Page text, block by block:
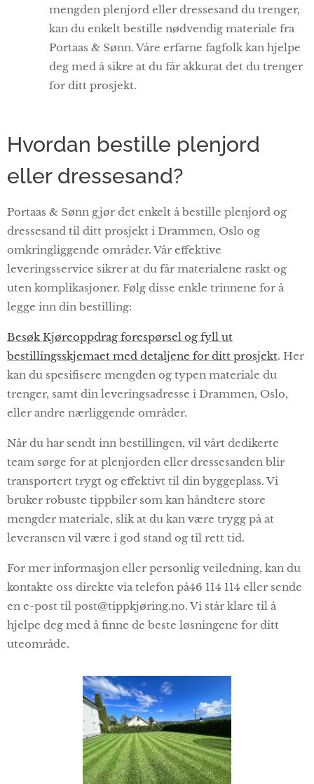
mengden plenjord eller dressesand du trenger,
kan du enkelt bestille nødvendig materiale fra
Portaas & Sønn. Våre erfarne fagfolk kan hjelpe
deg med å sikre at du får akkurat det du trenger
for ditt prosjekt.
Hvordan bestille plenjord
eller dressesand?
Portaas & Sønn gjør det enkelt å bestille plenjord og
dressesand til ditt prosjekt i Drammen, Oslo og
omkringliggende områder. Vår effektive
leveringsservice sikrer at du får materialene raskt og
uten komplikasjoner. Følg disse enkle trinnene for å
legge inn din bestilling:
Besøk Kjøreoppdrag forespørsel og fyll ut
bestillingsskjemaet med detaljene for ditt prosjekt. Her
kan du spesifisere mengden og typen materiale du
trenger, samt din leveringsadresse i Drammen, Oslo,
eller andre nærliggende områder.
Når du har sendt inn bestillingen, vil vårt dedikerte
team sørge for at plenjorden eller dressesanden blir
transportert trygt og effektivt til din byggeplass. Vi
bruker robuste tippbiler som kan håndtere store
mengder materiale, slik at du kan være trygg på at
leveransen vil være i god stand og til rett tid.
For mer informasjon eller personlig veiledning, kan du
kontakte oss direkte via telefon på46 114 114 eller sende
en e-post til post@tippkjøring.no. Vi står klare til å
hjelpe deg med å finne de beste løsningene for ditt
uteområde.